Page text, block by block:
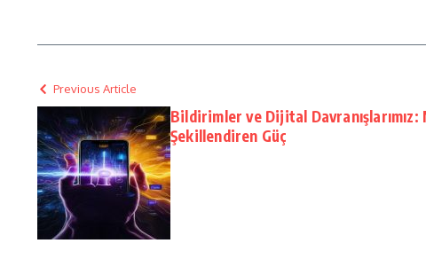
Previous Article
Bildirimler ve Dijital
Şekillendiren Güç